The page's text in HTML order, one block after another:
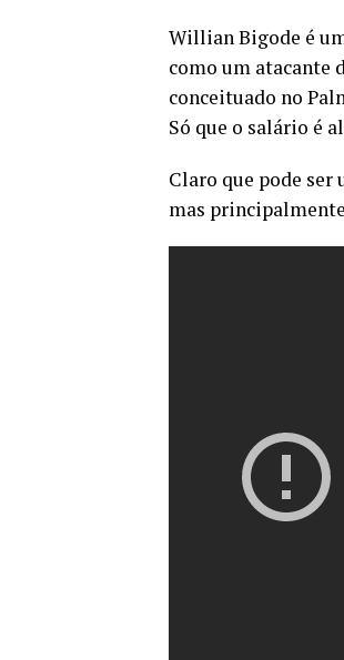
Willian Bigode é
como um atacante
conceituado no
Só que o salário é
Claro que pode ser
mas